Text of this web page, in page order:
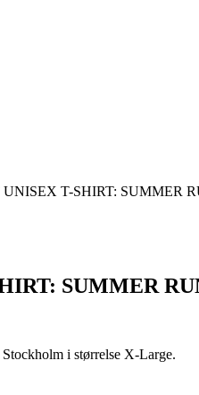
T-SHIRT: SUMMER
SUMMER
i størrelse X-Large.